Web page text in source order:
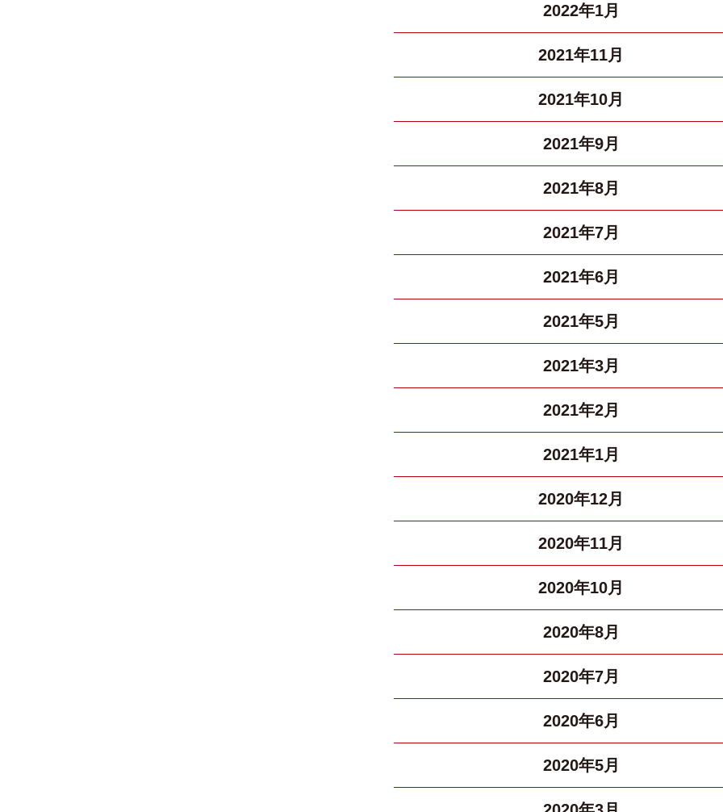
2022年1月
2021年11月
2021年10月
2021年9月
2021年8月
2021年7月
2021年6月
2021年5月
2021年3月
2021年2月
2021年1月
2020年12月
2020年11月
2020年10月
2020年8月
2020年7月
2020年6月
2020年5月